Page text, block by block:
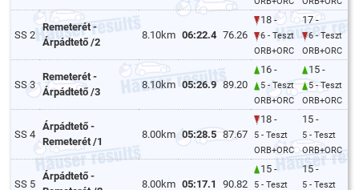
SS 2
Remeterét -
Árpádtető /2
8.10km 06:22.4 76.26
18 -
6 - Teszt
ORB+ORC
17 -
6 - Teszt
ORB+ORC
SS 3
Remeterét -
Árpádtető /3
8.10km 05:26.9 89.20
16 -
5 - Teszt
ORB+ORC
15 -
5 - Teszt
ORB+ORC
SS 4
Árpádtető -
Remeterét /1
8.00km 05:28.5 87.67
18 -
5 - Teszt
ORB+ORC
15 -
5 - Teszt
ORB+ORC
SS 5
Árpádtető -
8.00km 05:17.1 90.82
15 -
5 - Teszt
15 -
5 - Teszt